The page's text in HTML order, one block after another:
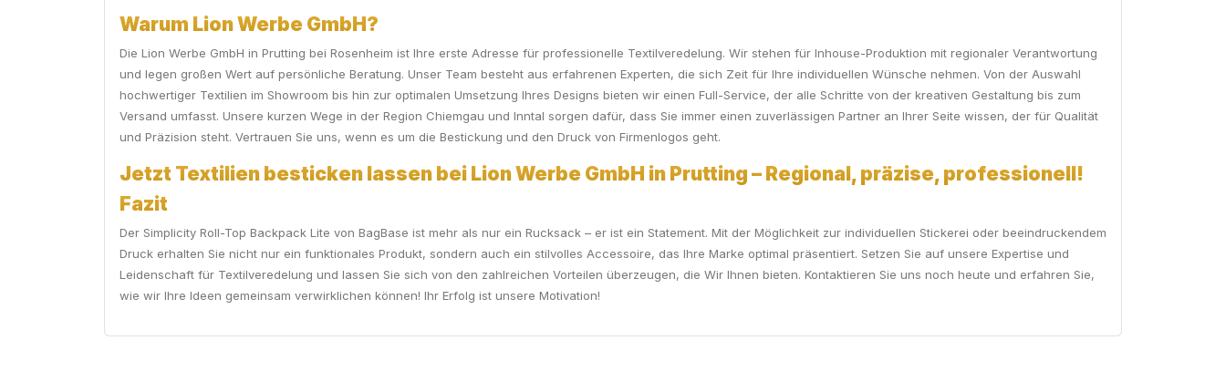
Warum Lion Werbe GmbH?
Die Lion Werbe GmbH in Prutting bei Rosenheim ist Ihre erste Adresse für professionelle Textilveredelung. Wir stehen für Inhouse-Produktion mit regionaler Verantwortung
und legen großen Wert auf persönliche Beratung. Unser Team besteht aus erfahrenen Experten, die sich Zeit für Ihre individuellen Wünsche nehmen. Von der Auswahl
hochwertiger Textilien im Showroom bis hin zur optimalen Umsetzung Ihres Designs bieten wir einen Full-Service, der alle Schritte von der kreativen Gestaltung bis zum
Versand umfasst. Unsere kurzen Wege in der Region Chiemgau und Inntal sorgen dafür, dass Sie immer einen zuverlässigen Partner an Ihrer Seite wissen, der für Qualität
und Präzision steht. Vertrauen Sie uns, wenn es um die Bestickung und den Druck von Firmenlogos geht.
Jetzt Textilien besticken lassen bei Lion Werbe GmbH in Prutting – Regional, präzise, professionell!
Fazit
Der Simplicity Roll-Top Backpack Lite von BagBase ist mehr als nur ein Rucksack – er ist ein Statement. Mit der Möglichkeit zur individuellen Stickerei oder beeindruckendem
Druck erhalten Sie nicht nur ein funktionales Produkt, sondern auch ein stilvolles Accessoire, das Ihre Marke optimal präsentiert. Setzen Sie auf unsere Expertise und
Leidenschaft für Textilveredelung und lassen Sie sich von den zahlreichen Vorteilen überzeugen, die Wir Ihnen bieten. Kontaktieren Sie uns noch heute und erfahren Sie,
wie wir Ihre Ideen gemeinsam verwirklichen können! Ihr Erfolg ist unsere Motivation!